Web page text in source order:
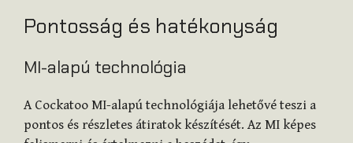
Pontosság és hatékonyság
MI-alapú technológia
A Cockatoo MI-alapú technológiája lehetővé teszi a
pontos és részletes átiratok készítését. Az MI képes